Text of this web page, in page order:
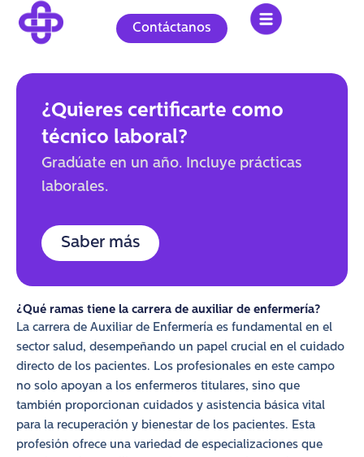
contenido
Contáctanos
¿Quieres certificarte como
técnico laboral?
Gradúate en un año. Incluye prácticas
laborales.
Saber más
¿Qué ramas tiene la carrera de auxiliar de enfermería?
La carrera de Auxiliar de Enfermería es fundamental en el
sector salud, desempeñando un papel crucial en el cuidado
directo de los pacientes. Los profesionales en este campo
no solo apoyan a los enfermeros titulares, sino que
también proporcionan cuidados y asistencia básica vital
para la recuperación y bienestar de los pacientes. Esta
profesión ofrece una variedad de especializaciones que